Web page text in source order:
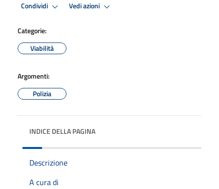
Condividi Vedi azioni
Categorie:
Viabilità
Argomenti:
Polizia
INDICE DELLA PAGINA
Descrizione
A cura di